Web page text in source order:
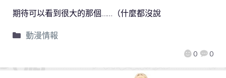
0 0
期待可以看到很大的那個……（什麼都沒說
動漫情報